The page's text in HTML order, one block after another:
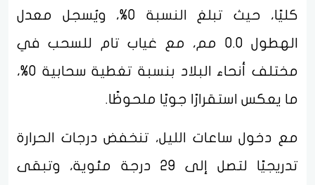
كليًا، حيث تبلغ النسبة 0%، ويُسجل معدل
الهطول 0.0 مم، مع غياب تام للسحب في
مختلف أنحاء البلاد بنسبة تغطية سحابية 0%،
ما يعكس استقرارًا جويًا ملحوظًا.
مع دخول ساعات الليل، تنخفض درجات الحرارة
تدريجيًا لتصل إلى 29 درجة مئوية، وتبقى